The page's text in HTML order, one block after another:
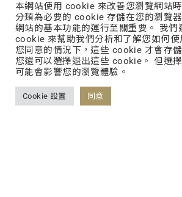
為你種樹攜手愛地球
綠色陽光面膜工廠
為了下一代建立美好家園，我
做一個守護地球資源的企業，
本網站使用 cookie 來改善您瀏覽網站
分類為必要的 cookie 存儲在您的瀏覽
網站的基本功能的運行至關重要。 我們
cookie 來幫助我們分析和了解您如何使
您同意的情況下，這些 cookie 才會存
您還可以選擇退出這些 cookie。 但選
可能會影響您的瀏覽體驗。
Cookie 設置 同意